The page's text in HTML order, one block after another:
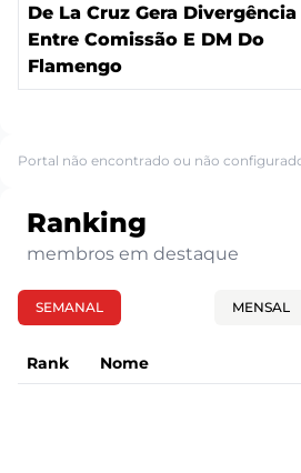
De La Cruz Gera Divergência
Entre Comissão E DM Do
Flamengo
Portal não encontrado ou não
Ranking
membros em destaque
SEMANAL MENSAL
Rank Nome